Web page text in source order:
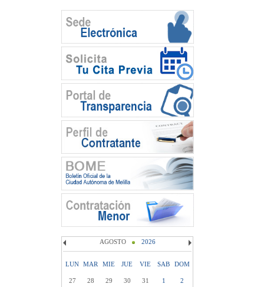
AGOSTO 2026
LUN MAR MIE JUE VIE SAB DOM
27 28 29 30 31 1
2